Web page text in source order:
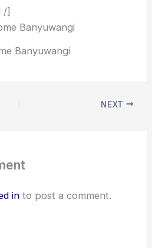
/]
Banyuwangi
NEXT
into post a comment.